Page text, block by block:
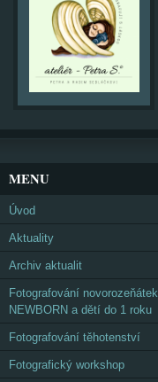
MENU
Úvod
Aktuality
Archiv aktualit
Fotografování novorozeňátek
NEWBORN a dětí do 1 roku
Fotografování těhotenství
Fotografický workshop